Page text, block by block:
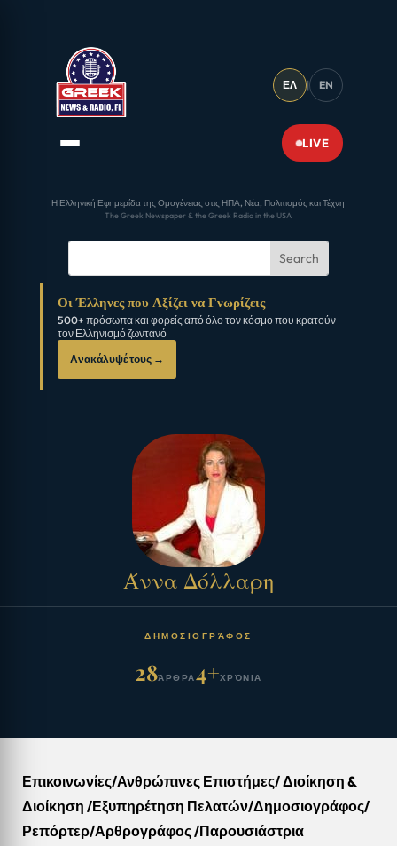
ΕΛ | EN
LIVE
Η Ελληνική Εφημερίδα της Ομογένειας στις ΗΠΑ, Νέα, Πολιτισμός και Τέχνη
The Greek Newspaper & the Greek Radio in the USA
Οι Έλληνες που Αξίζει να Γνωρίζεις
500+ πρόσωπα και φορείς από όλο τον κόσμο που κρατούν
τον Ελληνισμό ζωντανό
Ανακάλυψέ τους →
Άννα Δόλλαρη
ΔΗΜΟΣΙΟΓΡΆΦΟΣ
28ΆΡΘΡΑ4+ΧΡΌΝΙΑ
Επικοινωνίες/Ανθρώπινες Επιστήμες/ Διοίκηση &
Διοίκηση /Εξυπηρέτηση Πελατών/Δημοσιογράφος/
Ρεπόρτερ/Αρθρογράφος /Παρουσιάστρια